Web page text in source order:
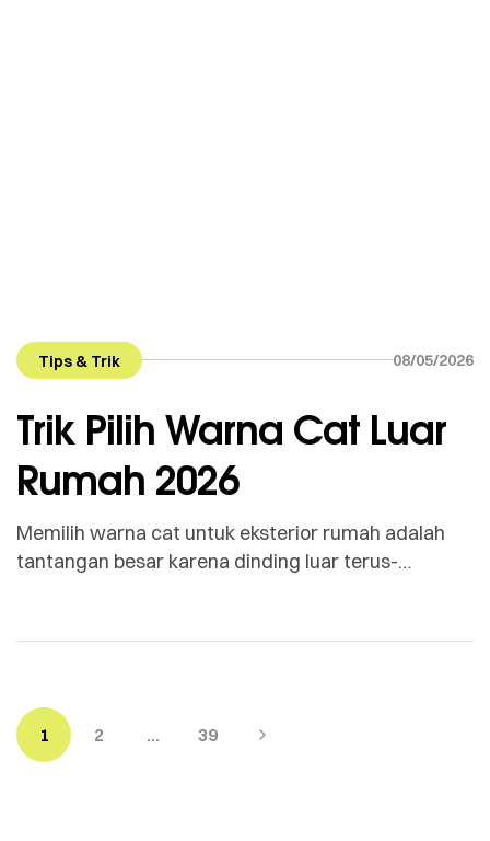
Tips & Trik 08/05/2026
Trik Pilih Warna Cat Luar
Rumah 2026
Memilih warna cat untuk eksterior rumah adalah
tantangan besar karena dinding luar terus-
ekstrem. Di tahun 2026, teknologi pigmen cat
memilih jenis warna tetap bisa membuat rumah
terlihat kusam hanya dalam waktu satu tahun. Agar
investasi […]
1 2 … 39